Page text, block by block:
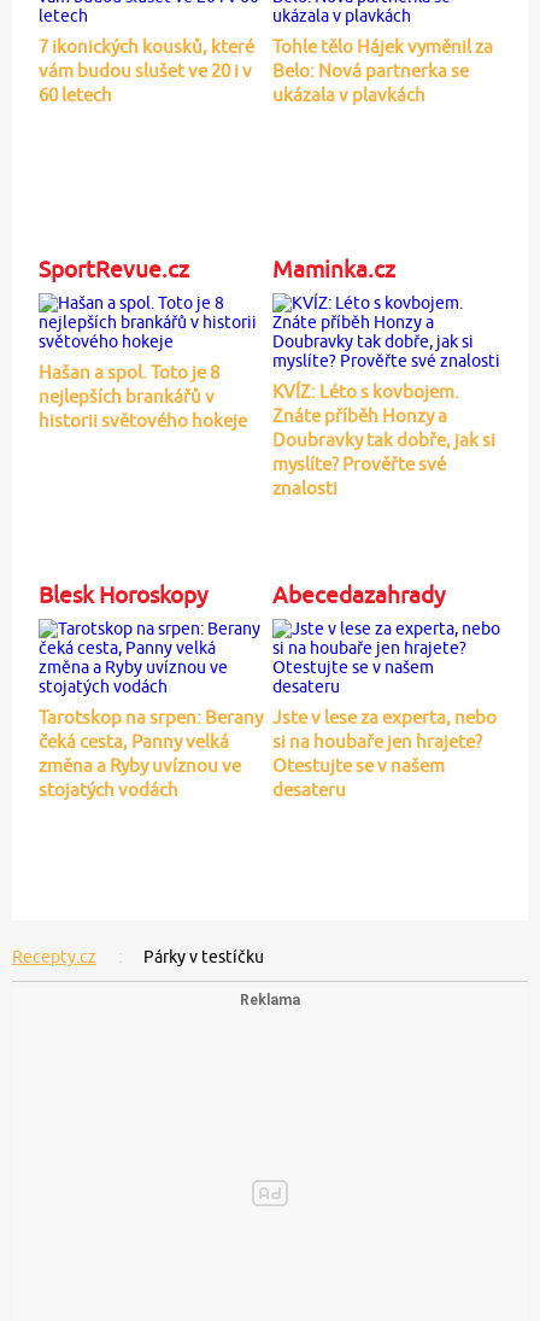
7 ikonických kousků, které
vám budou slušet ve 20 i v
60 letech
Tohle tělo Hájek vyměnil za
Belo: Nová partnerka se
ukázala v plavkách
SportRevue.cz
Hašan a spol. Toto je 8
nejlepších brankářů v
historii světového hokeje
Maminka.cz
KVÍZ: Léto s kovbojem.
Znáte příběh Honzy a
Doubravky tak dobře, jak si
myslíte? Prověřte své
znalosti
Blesk Horoskopy
Tarotskop na srpen: Berany
čeká cesta, Panny velká
změna a Ryby uvíznou ve
stojatých vodách
Abecedazahrady
Jste v lese za experta, nebo
si na houbaře jen hrajete?
Otestujte se v našem
desateru
Recepty.cz Párky v testíčku